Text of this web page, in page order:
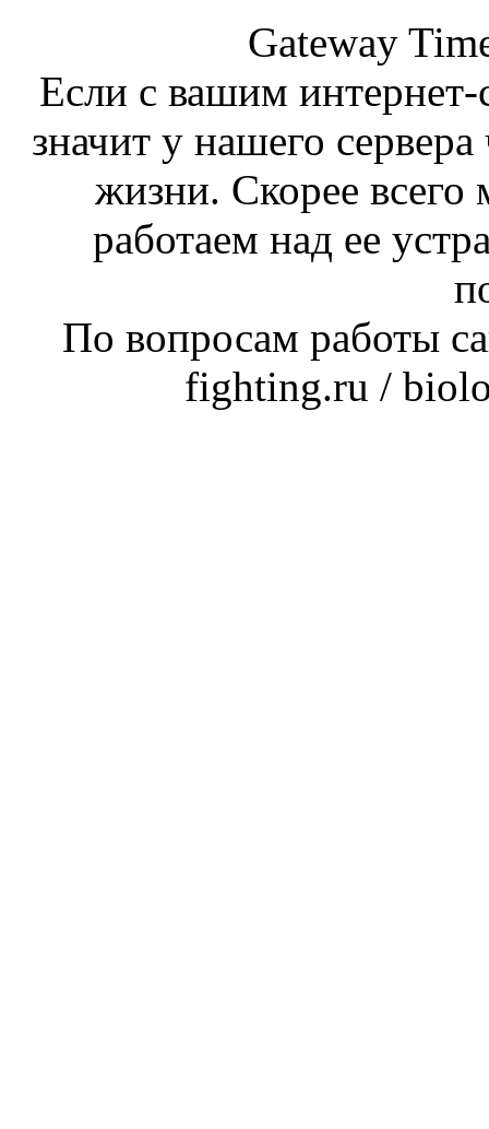
Gateway
Если с вашим интернет-
значит у нашего
жизни. Скорее
работаем над ее
По вопросам работы
fighting.ru /